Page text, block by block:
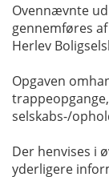
Ovennævnte
gennemføres
Herlev
Opgaven
selskabs-/
Der henvises i
yderligere